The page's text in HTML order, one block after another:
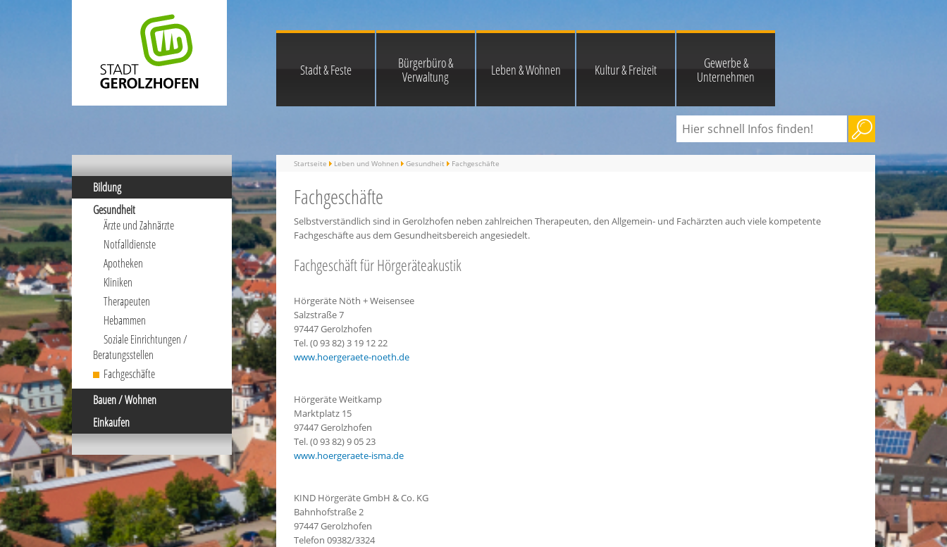
Stadt & Feste
Bürgerbüro &
Verwaltung
Leben & Wohnen Kultur & Freizeit
Gewerbe &
Unternehmen
Bildung
Gesundheit
Ärzte und Zahnärzte
Notfalldienste
Apotheken
Kliniken
Therapeuten
Hebammen
Soziale Einrichtungen /
Beratungsstellen
Fachgeschäfte
Bauen / Wohnen
Einkaufen
Startseite Leben und Wohnen Gesundheit Fachgeschäfte
Fachgeschäfte
Selbstverständlich sind in Gerolzhofen neben zahlreichen Therapeuten, den Allgemein- und Fachärzten auch viele kompetente
Fachgeschäfte aus dem Gesundheitsbereich angesiedelt.
Fachgeschäft für Hörgeräteakustik
Hörgeräte Nöth + Weisensee
Salzstraße 7
97447 Gerolzhofen
Tel. (0 93 82) 3 19 12 22
www.hoergeraete-noeth.de
Hörgeräte Weitkamp
Marktplatz 15
97447 Gerolzhofen
Tel. (0 93 82) 9 05 23
www.hoergeraete-isma.de
KIND Hörgeräte GmbH & Co. KG
Bahnhofstraße 2
97447 Gerolzhofen
Telefon 09382/3324